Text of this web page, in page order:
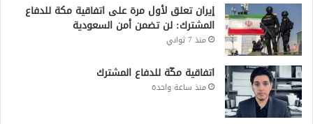
إيران تعلق لأول مرة على اتفاقية مكة للدفاع
المشترك: لن تضمن أمن السعودية
منذ 7 ثواني
اتفاقية مكّة للدفاع المشترك
منذ ساعة واحدة